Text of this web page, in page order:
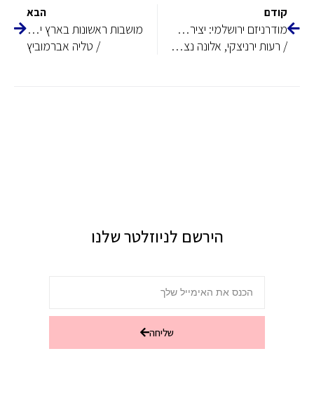
קודם
מודרניזם ירושלמי: יצירתו האדריכלית של דוד אנטול ברוצקוס
/ רעות ירניצקי, אלונה נצן־שיפטן
הבא
מושבות ראשונות בארץ ישראל, 1878–1918, המרחב הציבורי
/ טליה אברמוביץ
הירשם לניוזלטר שלנו
שליחה